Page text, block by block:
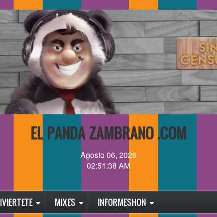
EL PANDA ZAMBRANO .COM
Agosto 06, 2026
02:51:38 AM
MIXES INFORMESHON